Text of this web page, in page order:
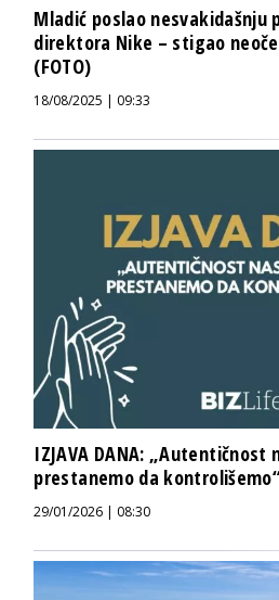
Mladić poslao nesvakidašnju
direktora Nike – stigao
(FOTO)
18/08/2025 | 09:33
IZJAVA DANA: „Autentičnost
prestanemo da
29/01/2026 | 08:30